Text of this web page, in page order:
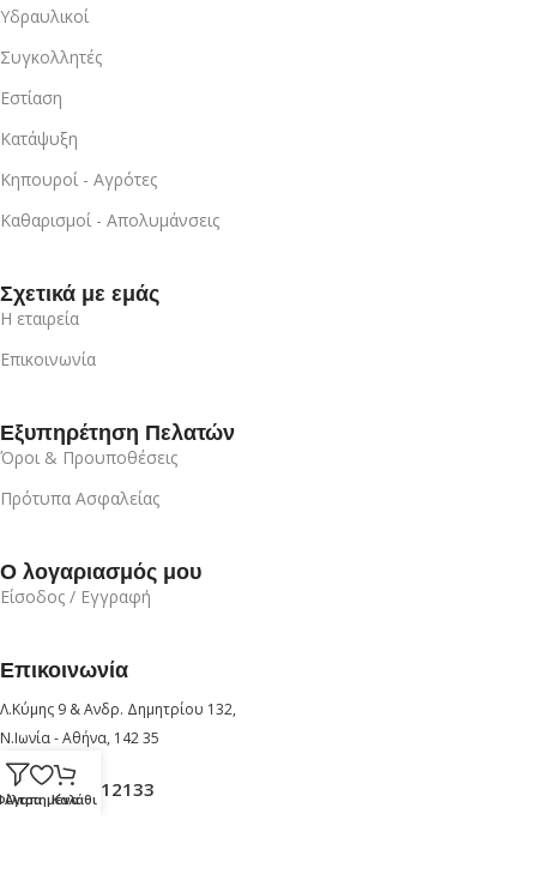
Υδραυλικοί
Συγκολλητές
Εστίαση
Κατάψυξη
Κηπουροί - Αγρότες
Καθαρισμοί - Απολυμάνσεις
Σχετικά με εμάς
Η εταιρεία
Επικοινωνία
Εξυπηρέτηση Πελατών
Όροι & Προυποθέσεις
Πρότυπα Ασφαλείας
Ο λογαριασμός μου
Είσοδος / Εγγραφή
Επικοινωνία
Λ.Κύμης 9 & Ανδρ. Δημητρίου 132,
Ν.Ιωνία - Αθήνα, 142 35
+30 210 6912133
Αγαπημένα
Καλάθι